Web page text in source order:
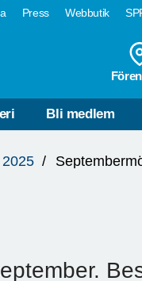
Press Webbutik
Bli medlem